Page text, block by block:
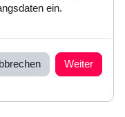
ein.
Weiter